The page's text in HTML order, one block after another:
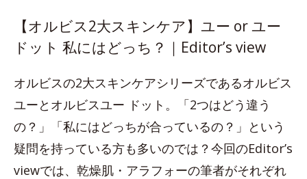
【オルビス2大スキンケア】ユー or ユー
ドット 私にはどっち？｜Editor’s view
オルビスの2大スキンケアシリーズであるオルビス
ユーとオルビスユー ドット。「2つはどう違う
の？」「私にはどっちが合っているの？」という
疑問を持っている方も多いのでは？今回のEditor’s
viewでは、乾燥肌・アラフォーの筆者がそれぞれ